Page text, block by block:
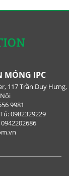
MÓNG IPC
117 Trần Duy Hưng,
9981
0982329229